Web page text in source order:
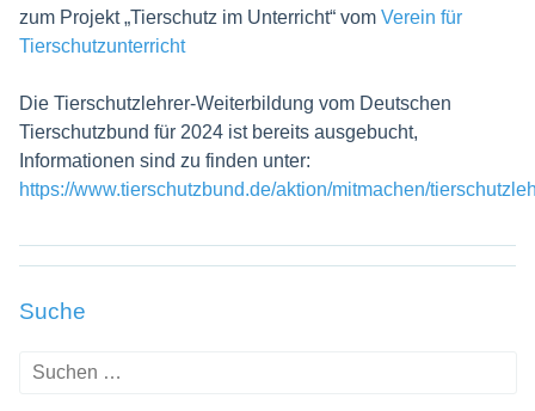
zum Projekt „Tierschutz im Unterricht“ vom Verein für
Tierschutzunterricht
Die Tierschutzlehrer-Weiterbildung vom Deutschen
Tierschutzbund für 2024 ist bereits ausgebucht,
Informationen sind zu finden unter:
https://www.tierschutzbund.de/aktion/mitmachen/
Suche
Suche